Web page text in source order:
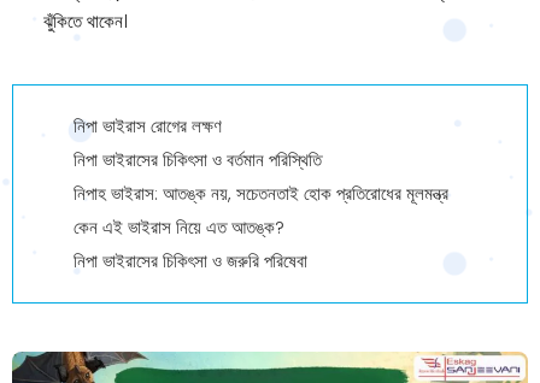
ঝুঁকিতে থাকেন।
নিপা ভাইরাস রোগের লক্ষণ
নিপা ভাইরাসের চিকিৎসা ও বর্তমান পরিস্থিতি
নিপাহ ভাইরাস: আতঙ্ক নয়, সচেতনতাই হোক প্রতিরোধের মূলমন্ত্র
কেন এই ভাইরাস নিয়ে এত আতঙ্ক?
নিপা ভাইরাসের চিকিৎসা ও জরুরি পরিষেবা